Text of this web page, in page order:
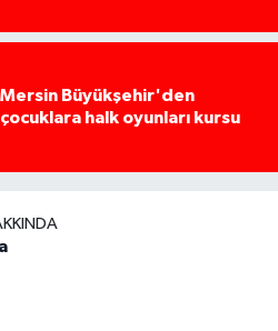
Mersin Büyükşehir'den
çocuklara halk oyunları kursu